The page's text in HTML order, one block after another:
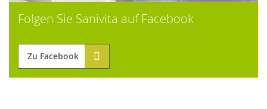
Folgen Sie Sanivita auf Facebook
Zu Facebook